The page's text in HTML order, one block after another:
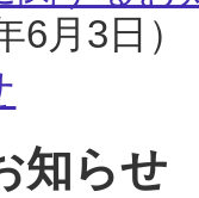
6月3日）
知らせ